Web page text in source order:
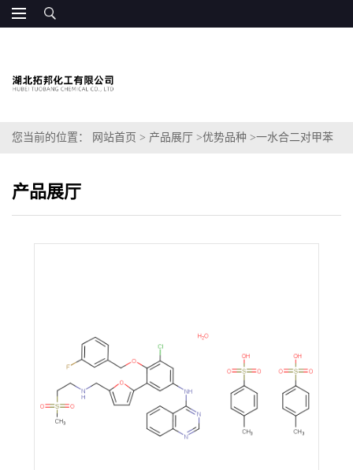
您当前的位置： 网站首页 > 产品展厅 >优势品种 >一水合二对甲苯
产品展厅